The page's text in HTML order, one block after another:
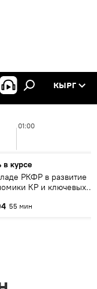
КЫРГ
01:00
в курсе
РКФР в развитие
КР и ключевых
55 мин